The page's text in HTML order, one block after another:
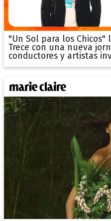
"Un Sol para los
Trece con una nueva
conductores y artistas